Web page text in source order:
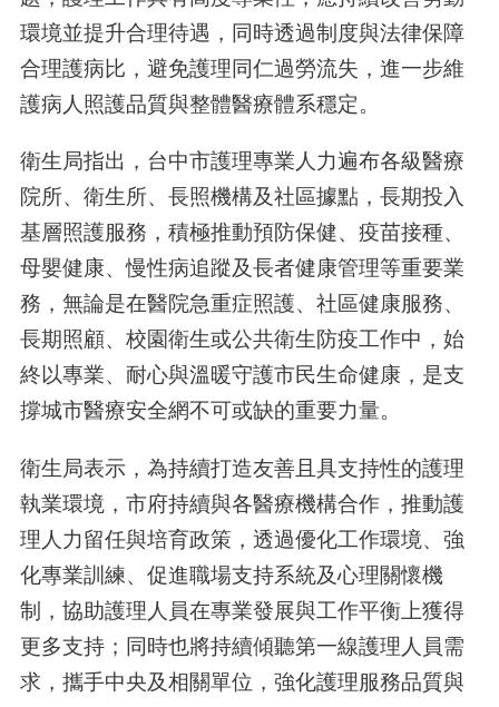
環境並提升合理待遇，同時透過制度與法律保障
合理護病比，避免護理同仁過勞流失，進一步維
護病人照護品質與整體醫療體系穩定。
衛生局指出，台中市護理專業人力遍布各級醫療
院所、衛生所、長照機構及社區據點，長期投入
基層照護服務，積極推動預防保健、疫苗接種、
母嬰健康、慢性病追蹤及長者健康管理等重要業
務，無論是在醫院急重症照護、社區健康服務、
長期照顧、校園衛生或公共衛生防疫工作中，始
終以專業、耐心與溫暖守護市民生命健康，是支
撐城市醫療安全網不可或缺的重要力量。
衛生局表示，為持續打造友善且具支持性的護理
執業環境，市府持續與各醫療機構合作，推動護
理人力留任與培育政策，透過優化工作環境、強
化專業訓練、促進職場支持系統及心理關懷機
制，協助護理人員在專業發展與工作平衡上獲得
更多支持；同時也將持續傾聽第一線護理人員需
求，攜手中央及相關單位，強化護理服務品質與